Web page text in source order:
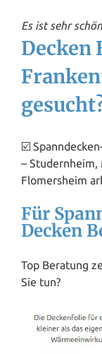
Es ist sehr
Decken
☑️
– Studernheim,
Flomersheim
Für
Decken
Top Beratung
Sie tun?